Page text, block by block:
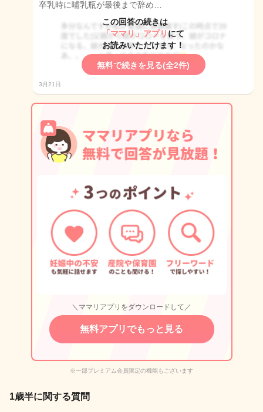
卒乳時に哺乳瓶が最後まで辞め…
この回答の続きは
「ママリ」アプリ にて
お読みいただけます！
無料で続きを見る(全2件)
3月21日
＼ママリアプリをダウンロードして／
無料アプリでもっと見る
※一部プレミアム会員限定の機能もございます
1歳半に関する質問